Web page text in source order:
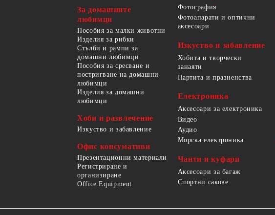
За домашните
любимци
Пособия за малки животни
Изделия за рибки
Стълби и рампи за
домашни любимци
Пособия за сресване и
постригване на домашни
любимци
Изделия за домашни
любимци
Хоби и развлечение
Изкуство и забавление
Офис консумативи
Презентационни материали
Регистриране и
организиране
Office Equipment
Фотография
Фотоапарати и оптични
аксесоари
Изкуство и забавление
Хобита и творчески
занаяти
Партита и празненства
Електроника
Аксесоари за електроника
Видео
Аудио
Морска електроника
Чанти и куфари
Аксесоари за багаж
Спортни сакове